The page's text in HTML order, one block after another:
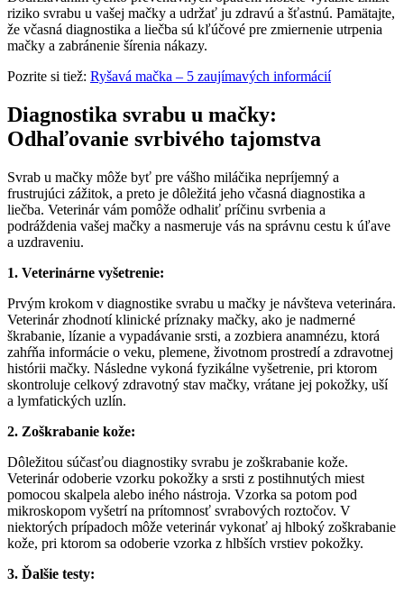
riziko svrabu u vašej mačky a udržať ju zdravú a šťastnú. Pamätajte,
že včasná diagnostika a liečba sú kľúčové pre zmiernenie utrpenia
mačky a zabránenie šírenia nákazy.
Pozrite si tiež: Ryšavá mačka – 5 zaujímavých informácií
Diagnostika svrabu u mačky:
Odhaľovanie svrbivého tajomstva
Svrab u mačky môže byť pre vášho miláčika nepríjemný a
frustrujúci zážitok, a preto je dôležitá jeho včasná diagnostika a
liečba. Veterinár vám pomôže odhaliť príčinu svrbenia a
podráždenia vašej mačky a nasmeruje vás na správnu cestu k úľave
a uzdraveniu.
1. Veterinárne vyšetrenie:
Prvým krokom v diagnostike svrabu u mačky je návšteva veterinára.
Veterinár zhodnotí klinické príznaky mačky, ako je nadmerné
škrabanie, lízanie a vypadávanie srsti, a zozbiera anamnézu, ktorá
zahŕňa informácie o veku, plemene, životnom prostredí a zdravotnej
histórii mačky. Následne vykoná fyzikálne vyšetrenie, pri ktorom
skontroluje celkový zdravotný stav mačky, vrátane jej pokožky, uší
a lymfatických uzlín.
2. Zoškrabanie kože:
Dôležitou súčasťou diagnostiky svrabu je zoškrabanie kože.
Veterinár odoberie vzorku pokožky a srsti z postihnutých miest
pomocou skalpela alebo iného nástroja. Vzorka sa potom pod
mikroskopom vyšetrí na prítomnosť svrabových roztočov. V
niektorých prípadoch môže veterinár vykonať aj hlboký zoškrabanie
kože, pri ktorom sa odoberie vzorka z hlbších vrstiev pokožky.
3. Ďalšie testy: